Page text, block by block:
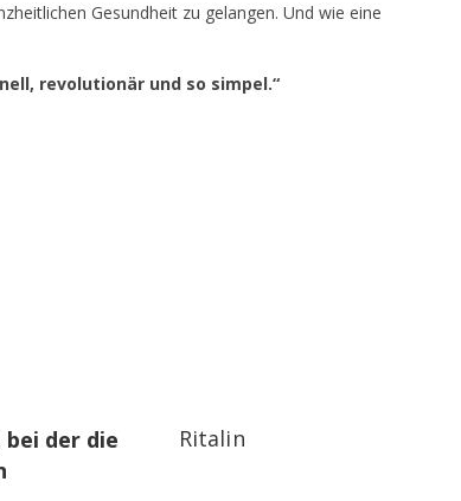
Gesundheit zu gelangen. Und wie eine
revolutionär und so simpel.“
bei der die
Ritalin